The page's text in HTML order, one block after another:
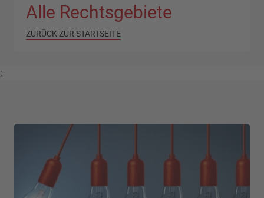
Alle Rechtsgebiete
ZURÜCK ZUR STARTSEITE
;